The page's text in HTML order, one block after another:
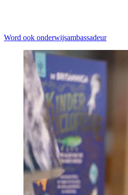
Word ook onderwijsambassadeur